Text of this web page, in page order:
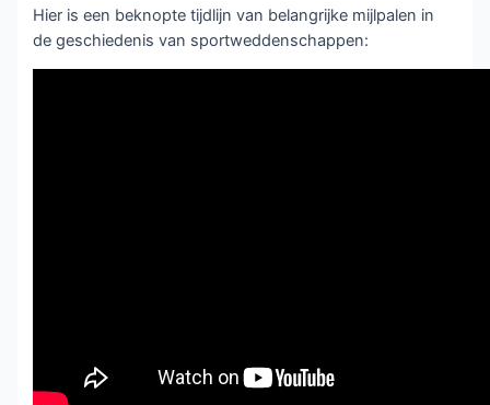
Hier is een beknopte tijdlijn van belangrijke mijlpalen in
de geschiedenis van sportweddenschappen: